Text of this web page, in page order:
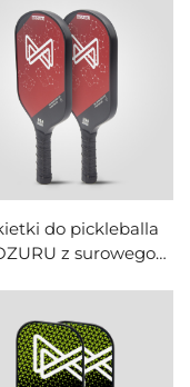
plastra miodu
do pickleballa
z surowego
z komórek
plastra miodu
(chropowata